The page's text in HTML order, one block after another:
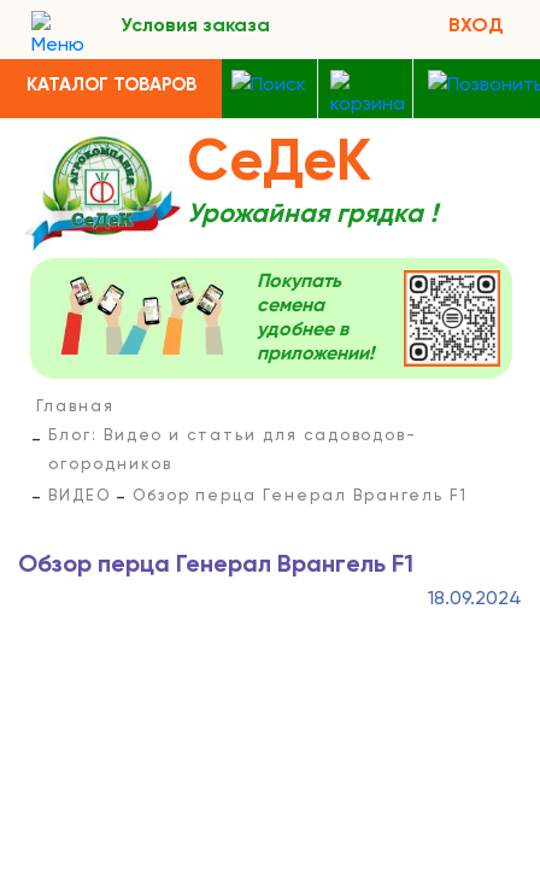
Условия заказа ВХОД
КАТАЛОГ ТОВАРОВ
СеДеК
Урожайная грядка !
Покупать
семена
удобнее в
приложении!
Главная
Блог: Видео и статьи для садоводов-
огородников
ВИДЕО
Обзор перца Генерал Врангель F1
Обзор перца Генерал Врангель F1
18.09.2024